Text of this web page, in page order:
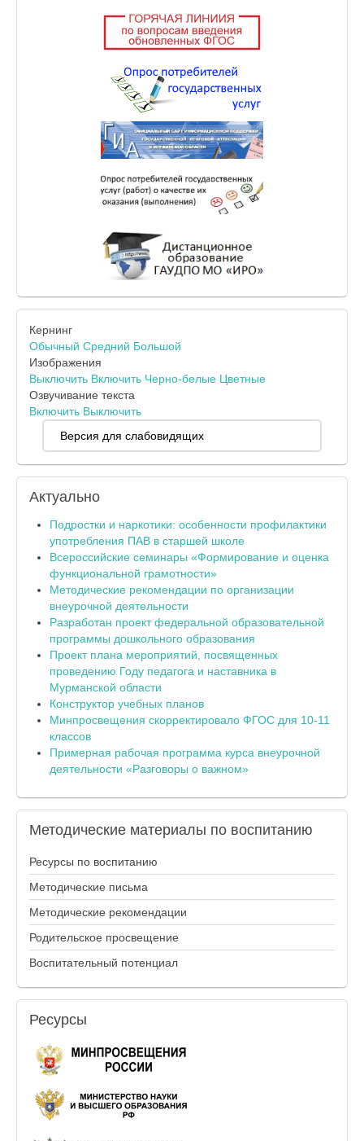
Кернинг
Обычный Средний Большой
Изображения
Выключить Включить Черно-белые Цветные
Озвучивание текста
Включить Выключить
Версия для слабовидящих
Актуально
Подростки и наркотики: особенности профилактики
употребления ПАВ в старшей школе
Всероссийские семинары «Формирование и оценка
функциональной грамотности»
Методические рекомендации по организации
внеурочной деятельности
Разработан проект федеральной образовательной
программы дошкольного образования
Проект плана мероприятий, посвященных
проведению Году педагога и наставника в
Мурманской области
Конструктор учебных планов
Минпросвещения скорректировало ФГОС для 10-11
классов
Примерная рабочая программа курса внеурочной
деятельности «Разговоры о важном»
Методические материалы по воспитанию
Ресурсы по воспитанию
Методические письма
Методические рекомендации
Родительское просвещение
Воспитательный потенциал
Ресурсы